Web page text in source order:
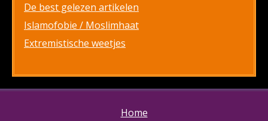
De best gelezen artikelen
Islamofobie / Moslimhaat
Extremistische weetjes
Home